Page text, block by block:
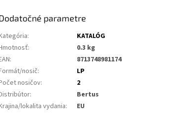
parametre
:
KATALÓG
:
0.3 kg
:
8713748981174
nosič:
LP
nosičov:
2
:
Bertus
lokalita vydania: EU